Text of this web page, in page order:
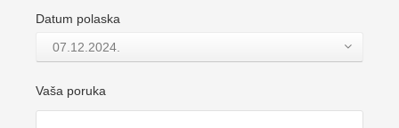
Datum polaska
07.12.2024.
Vaša poruka